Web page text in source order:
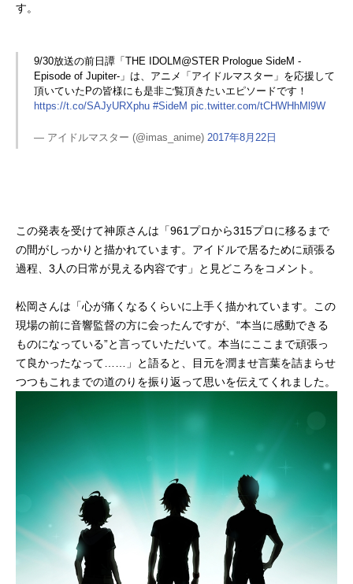
す。
9/30放送の前日譚「THE IDOLM@STER Prologue SideM -
Episode of Jupiter-」は、アニメ「アイドルマスター」を応援して
頂いていたPの皆様にも是非ご覧頂きたいエピソードです！
https://t.co/SAJyURXphu #SideM pic.twitter.com/tCHWHhMl9W
— アイドルマスター (@imas_anime) 2017年8月22日
この発表を受けて神原さんは「961プロから315プロに移るまで
の間がしっかりと描かれています。アイドルで居るために頑張る
過程、3人の日常が見える内容です」と見どころをコメント。
松岡さんは「心が痛くなるくらいに上手く描かれています。この
現場の前に音響監督の方に会ったんですが、“本当に感動できる
ものになっている”と言っていただいて。本当にここまで頑張っ
て良かったなって……」と語ると、目元を潤ませ言葉を詰まらせ
つつもこれまでの道のりを振り返って思いを伝えてくれました。